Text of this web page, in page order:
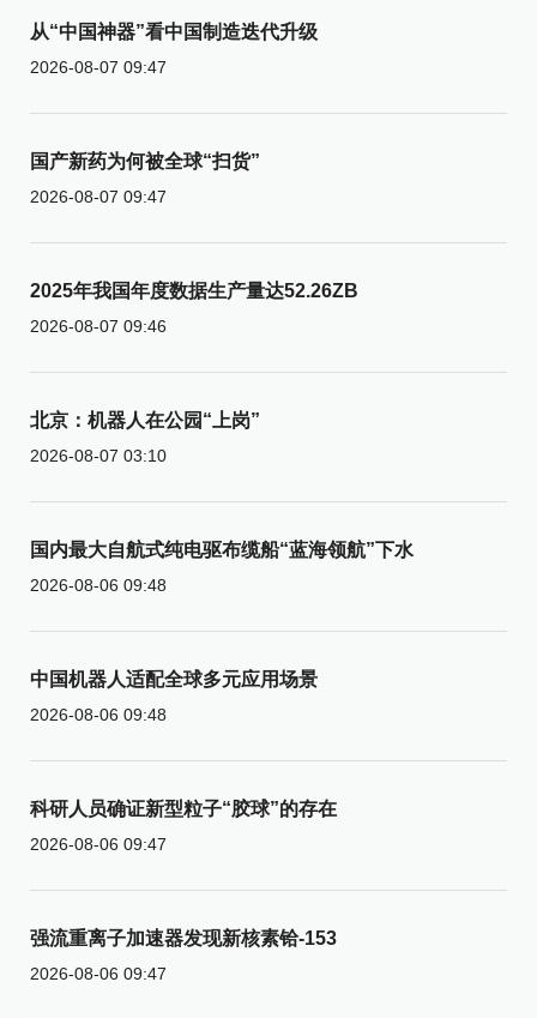
从“中国神器”看中国制造迭代升级
2026-08-07 09:47
国产新药为何被全球“扫货”
2026-08-07 09:47
2025年我国年度数据生产量达52.26ZB
2026-08-07 09:46
北京：机器人在公园“上岗”
2026-08-07 03:10
国内最大自航式纯电驱布缆船“蓝海领航”下水
2026-08-06 09:48
中国机器人适配全球多元应用场景
2026-08-06 09:48
科研人员确证新型粒子“胶球”的存在
2026-08-06 09:47
强流重离子加速器发现新核素铪-153
2026-08-06 09:47